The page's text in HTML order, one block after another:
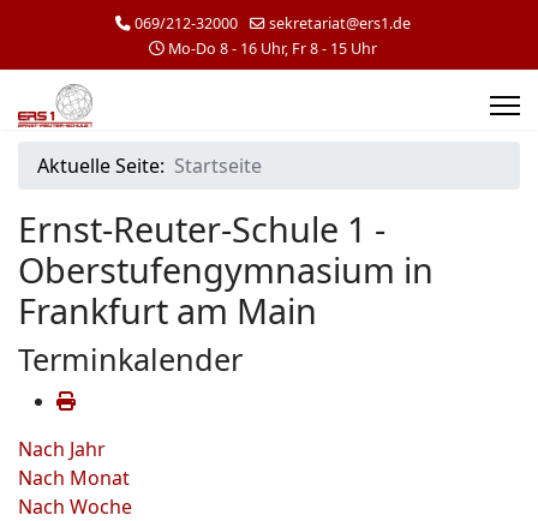
069/212-32000
sekretariat@ers1.de
Mo-Do 8 - 16 Uhr, Fr 8 - 15 Uhr
Aktuelle Seite: Startseite
Ernst-Reuter-Schule 1 -
Oberstufengymnasium in
Frankfurt am Main
Terminkalender
Nach Jahr
Nach Monat
Nach Woche